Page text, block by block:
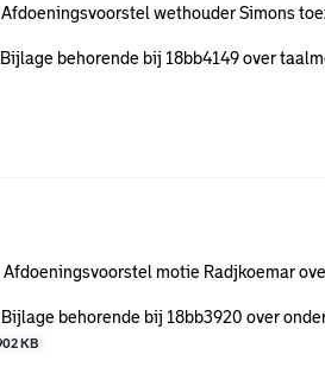
Afdoeningsvoorstel wethouder Simons
Bijlage behorende bij 18bb4149 over
Afdoeningsvoorstel motie Radjkoemar
Bijlage behorende bij 18bb3920 over
KB